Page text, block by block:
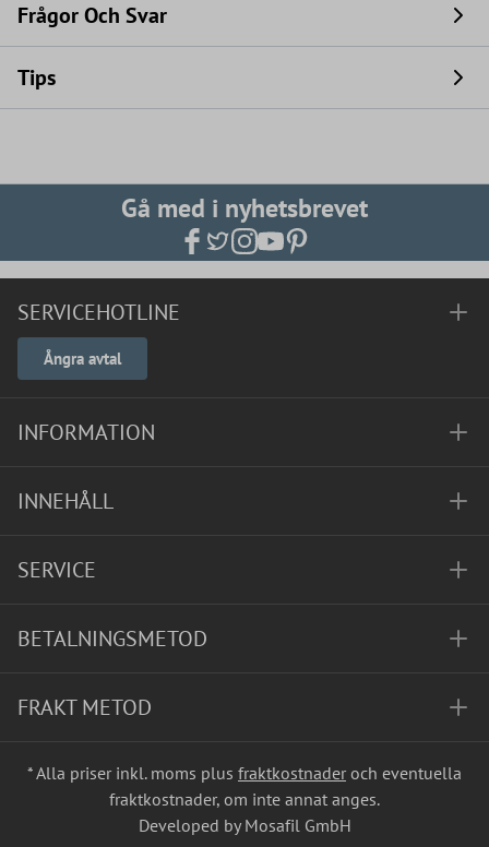
Frågor Och Svar
Tips
Gå med i nyhetsbrevet
SERVICEHOTLINE
Ångra avtal
INFORMATION
INNEHÅLL
SERVICE
BETALNINGSMETOD
FRAKT METOD
* Alla priser inkl. moms plus fraktkostnader och eventuella
fraktkostnader, om inte annat anges.
Developed by Mosafil GmbH